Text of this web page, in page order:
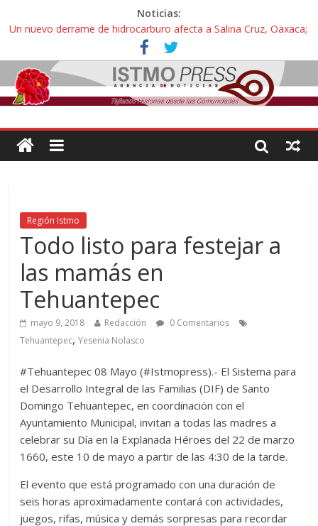
Noticias:
Un nuevo derrame de hidrocarburo afecta a Salina Cruz, Oaxaca;
ahora pescadores de Salinas del Marqués denuncian daños de
Pemex
Ángel, el joven autista expulsado por la Universidad Bienestar de
Ixtepec, Oaxaca vuelve a las aulas tras amparo
Familiares de periodista Alejandro Leyva se reúnen con titular de
intelectuales de su asesinato
Alertan pescadores de Juchitán, Oaxaca de nuevo despojo de su
Región Istmo
Todo listo para festejar a
las mamás en
Tehuantepec
mayo 9, 2018 Redacción
0 Comentarios
Tehuantepec,Yesenia Nolasco
#Tehuantepec 08 Mayo (#Istmopress).- El Sistema para
el Desarrollo Integral de las Familias (DIF) de Santo
Domingo Tehuantepec, en coordinación con el
Ayuntamiento Municipal, invitan a todas las madres a
celebrar su Día en la Explanada Héroes del 22 de marzo
1660, este 10 de mayo a partir de las 4:30 de la tarde.
El evento que está programado con una duración de
seis horas aproximadamente contará con actividades,
juegos, rifas, música y demás sorpresas para recordar